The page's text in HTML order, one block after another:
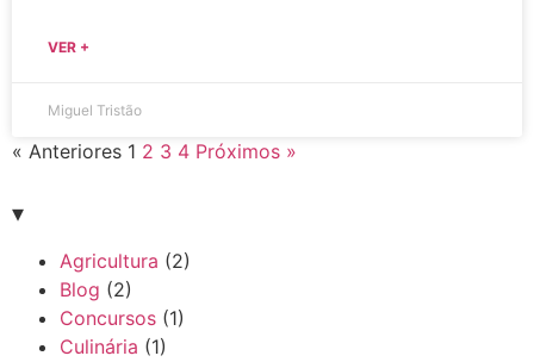
VER +
Miguel Tristão
« Anteriores 1 2 3 4 Próximos »
▾
Agricultura (2)
Blog (2)
Concursos (1)
Culinária (1)